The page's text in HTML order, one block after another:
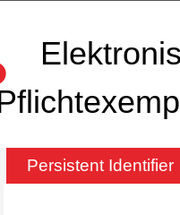
Persistent Identifier